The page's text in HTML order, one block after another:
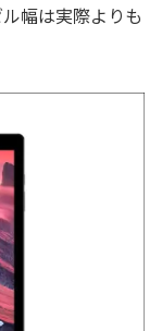
幅は実際よりも